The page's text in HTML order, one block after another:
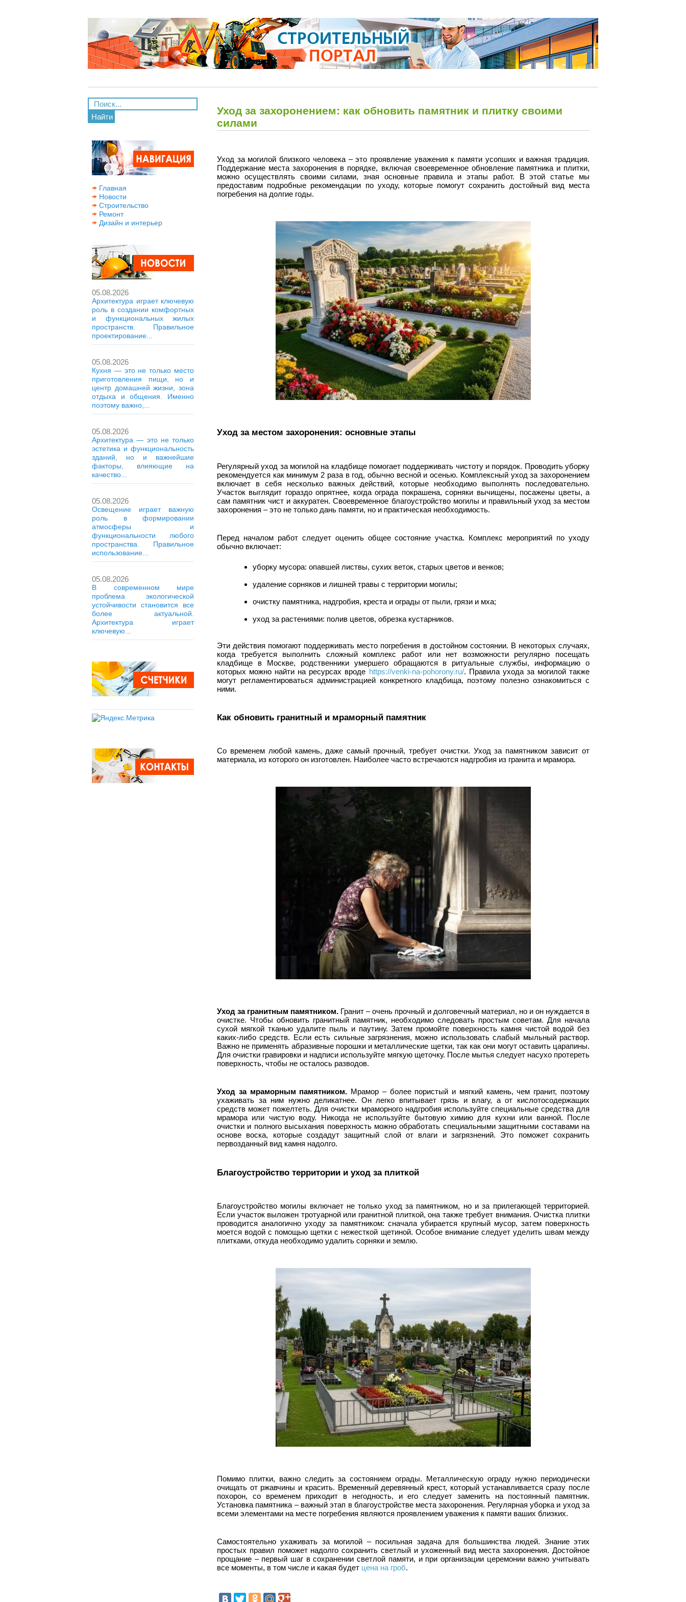
Найти
Главная
Новости
Строительство
Ремонт
Дизайн и интерьер
05.08.2026
Архитектура играет ключевую
роль в создании комфортных
и функциональных жилых
пространств. Правильное
проектирование...
05.08.2026
Кухня — это не только место
приготовления пищи, но и
центр домашней жизни, зона
отдыха и общения. Именно
поэтому важно,...
05.08.2026
Архитектура — это не только
эстетика и функциональность
зданий, но и важнейшие
факторы, влияющие на
качество...
05.08.2026
Освещение играет важную
роль в формировании
атмосферы и
функциональности любого
пространства. Правильное
использование...
05.08.2026
В современном мире
проблема экологической
устойчивости становится все
более актуальной.
Архитектура играет
ключевую...
Уход за захоронением: как обновить памятник и плитку своими
силами
Уход за могилой близкого человека – это проявление уважения к памяти усопших и важная традиция.
Поддержание места захоронения в порядке, включая своевременное обновление памятника и плитки,
можно осуществлять своими силами, зная основные правила и этапы работ. В этой статье мы
предоставим подробные рекомендации по уходу, которые помогут сохранить достойный вид места
погребения на долгие годы.
Уход за местом захоронения: основные этапы
Регулярный уход за могилой на кладбище помогает поддерживать чистоту и порядок. Проводить уборку
рекомендуется как минимум 2 раза в год, обычно весной и осенью. Комплексный уход за захоронением
включает в себя несколько важных действий, которые необходимо выполнять последовательно.
Участок выглядит гораздо опрятнее, когда ограда покрашена, сорняки вычищены, посажены цветы, а
сам памятник чист и аккуратен. Своевременное благоустройство могилы и правильный уход за местом
захоронения – это не только дань памяти, но и практическая необходимость.
Перед началом работ следует оценить общее состояние участка. Комплекс мероприятий по уходу
обычно включает:
уборку мусора: опавшей листвы, сухих веток, старых цветов и венков;
удаление сорняков и лишней травы с территории могилы;
очистку памятника, надгробия, креста и ограды от пыли, грязи и мха;
уход за растениями: полив цветов, обрезка кустарников.
Эти действия помогают поддерживать место погребения в достойном состоянии. В некоторых случаях,
когда требуется выполнить сложный комплекс работ или нет возможности регулярно посещать
кладбище в Москве, родственники умершего обращаются в ритуальные службы, информацию о
которых можно найти на ресурсах вроде https://venki-na-pohorony.ru/. Правила ухода за могилой также
могут регламентироваться администрацией конкретного кладбища, поэтому полезно ознакомиться с
ними.
Как обновить гранитный и мраморный памятник
Со временем любой камень, даже самый прочный, требует очистки. Уход за памятником зависит от
материала, из которого он изготовлен. Наиболее часто встречаются надгробия из гранита и мрамора.
Уход за гранитным памятником. Гранит – очень прочный и долговечный материал, но и он нуждается в
очистке. Чтобы обновить гранитный памятник, необходимо следовать простым советам. Для начала
сухой мягкой тканью удалите пыль и паутину. Затем промойте поверхность камня чистой водой без
каких-либо средств. Если есть сильные загрязнения, можно использовать слабый мыльный раствор.
Важно не применять абразивные порошки и металлические щетки, так как они могут оставить царапины.
Для очистки гравировки и надписи используйте мягкую щеточку. После мытья следует насухо протереть
поверхность, чтобы не осталось разводов.
Уход за мраморным памятником. Мрамор – более пористый и мягкий камень, чем гранит, поэтому
ухаживать за ним нужно деликатнее. Он легко впитывает грязь и влагу, а от кислотосодержащих
средств может пожелтеть. Для очистки мраморного надгробия используйте специальные средства для
мрамора или чистую воду. Никогда не используйте бытовую химию для кухни или ванной. После
очистки и полного высыхания поверхность можно обработать специальными защитными составами на
основе воска, которые создадут защитный слой от влаги и загрязнений. Это поможет сохранить
первозданный вид камня надолго.
Благоустройство территории и уход за плиткой
Благоустройство могилы включает не только уход за памятником, но и за прилегающей территорией.
Если участок выложен тротуарной или гранитной плиткой, она также требует внимания. Очистка плитки
проводится аналогично уходу за памятником: сначала убирается крупный мусор, затем поверхность
моется водой с помощью щетки с нежесткой щетиной. Особое внимание следует уделить швам между
плитками, откуда необходимо удалить сорняки и землю.
Помимо плитки, важно следить за состоянием ограды. Металлическую ограду нужно периодически
очищать от ржавчины и красить. Временный деревянный крест, который устанавливается сразу после
похорон, со временем приходит в негодность, и его следует заменить на постоянный памятник.
Установка памятника – важный этап в благоустройстве места захоронения. Регулярная уборка и уход за
всеми элементами на месте погребения являются проявлением уважения к памяти ваших близких.
Самостоятельно ухаживать за могилой – посильная задача для большинства людей. Знание этих
простых правил поможет надолго сохранить светлый и ухоженный вид места захоронения. Достойное
прощание – первый шаг в сохранении светлой памяти, и при организации церемонии важно учитывать
все моменты, в том числе и какая будет цена на гроб.